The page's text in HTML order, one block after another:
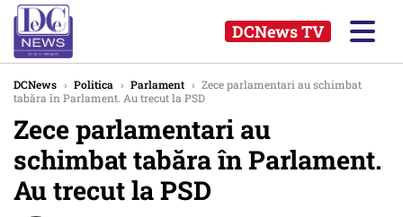
DCNews TV
DCNews › Politica › Parlament › Zece parlamentari au schimbat
tabăra în Parlament. Au trecut la PSD
Zece parlamentari au
schimbat tabăra în Parlament.
Au trecut la PSD